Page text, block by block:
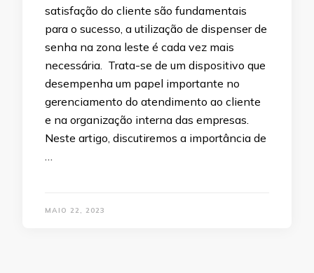
satisfação do cliente são fundamentais
para o sucesso, a utilização de dispenser de
senha na zona leste é cada vez mais
necessária. Trata-se de um dispositivo que
desempenha um papel importante no
gerenciamento do atendimento ao cliente
e na organização interna das empresas.
Neste artigo, discutiremos a importância de
MAIO 22, 2023